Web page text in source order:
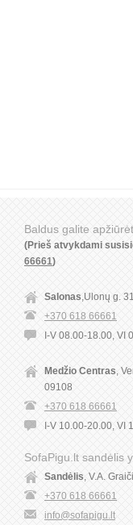
Baldus galite
(Prieš atvykdami
66661)
Salonas ,Ulonų g.
+370 618 66661
I-V 08.00-18.00, VI
Medžio Centras ,
09108
+370 618 66661
I-V 10.00-20.00, VI
SofaPigu.lt sandėlis
Sandėlis , V.A.
+370 618 66661
info@sofapigu.lt